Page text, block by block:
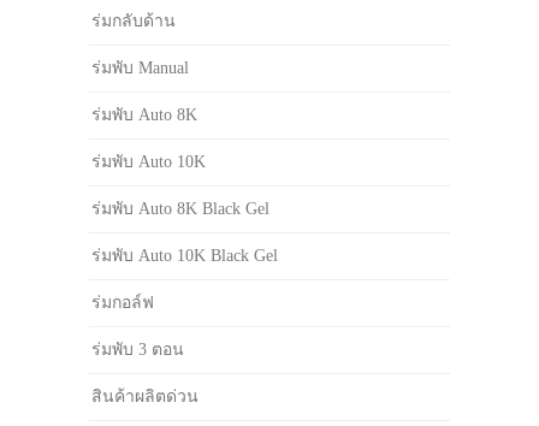
ร่มกลับด้าน
ร่มพับ Manual
ร่มพับ Auto 8K
ร่มพับ Auto 10K
ร่มพับ Auto 8K Black Gel
ร่มพับ Auto 10K Black Gel
ร่มกอล์ฟ
ร่มพับ 3 ตอน
สินค้าผลิตด่วน